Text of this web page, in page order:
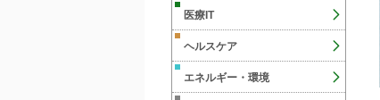
医療IT
ヘルスケア
エネルギー・環境